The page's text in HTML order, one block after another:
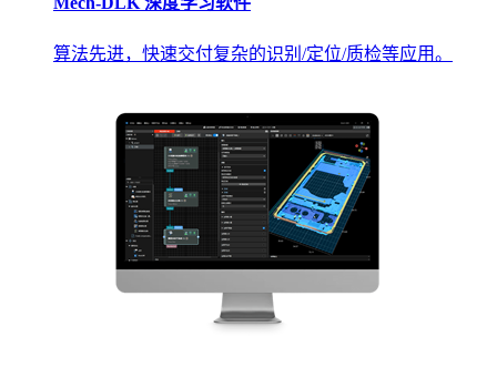
算法先进，快速交付复杂的识别/定位/质检等应用。